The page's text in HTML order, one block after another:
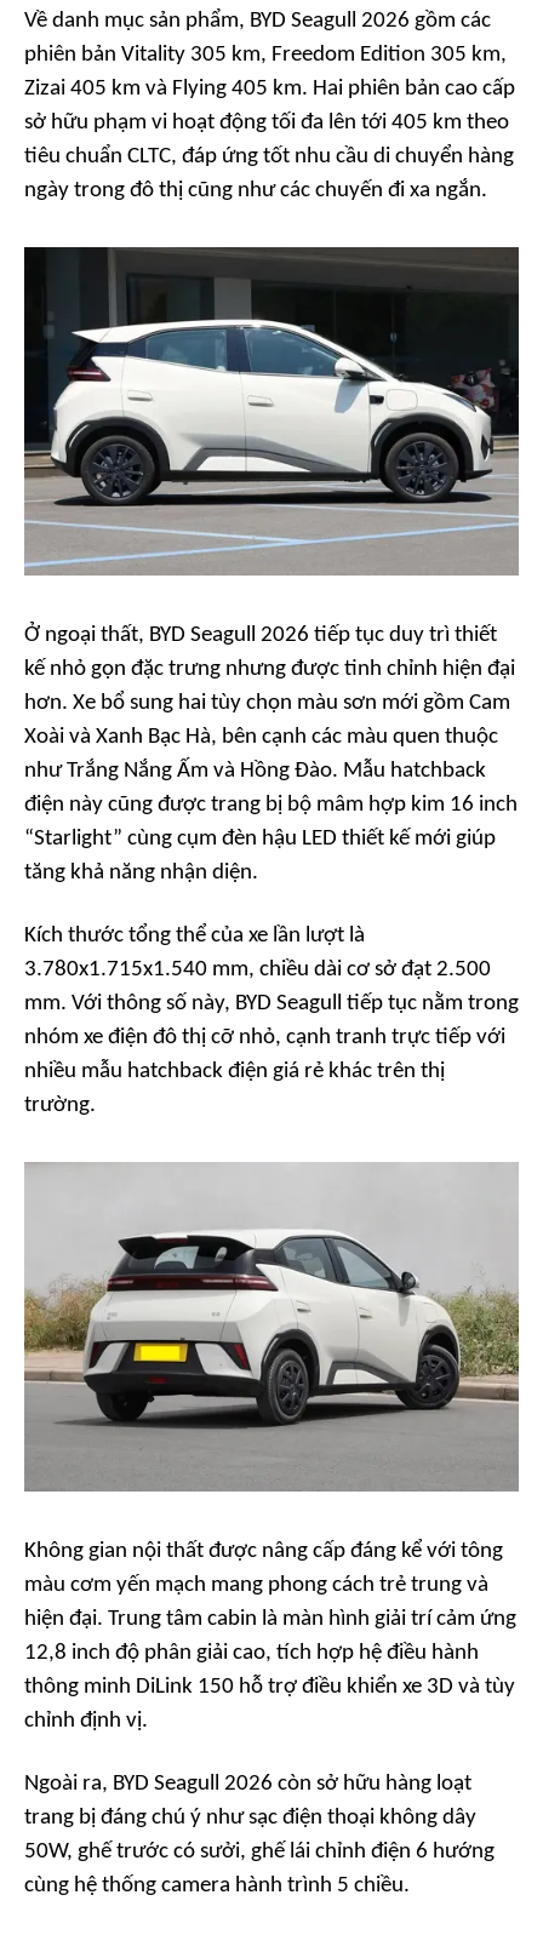
Về danh mục sản phẩm, BYD Seagull 2026 gồm các
phiên bản Vitality 305 km, Freedom Edition 305 km,
Zizai 405 km và Flying 405 km. Hai phiên bản cao cấp
sở hữu phạm vi hoạt động tối đa lên tới 405 km theo
tiêu chuẩn CLTC, đáp ứng tốt nhu cầu di chuyển hàng
ngày trong đô thị cũng như các chuyến đi xa ngắn.
Ở ngoại thất, BYD Seagull 2026 tiếp tục duy trì thiết
kế nhỏ gọn đặc trưng nhưng được tinh chỉnh hiện đại
hơn. Xe bổ sung hai tùy chọn màu sơn mới gồm Cam
Xoài và Xanh Bạc Hà, bên cạnh các màu quen thuộc
như Trắng Nắng Ấm và Hồng Đào. Mẫu hatchback
điện này cũng được trang bị bộ mâm hợp kim 16 inch
“Starlight” cùng cụm đèn hậu LED thiết kế mới giúp
tăng khả năng nhận diện.
Kích thước tổng thể của xe lần lượt là
3.780x1.715x1.540 mm, chiều dài cơ sở đạt 2.500
mm. Với thông số này, BYD Seagull tiếp tục nằm trong
nhóm xe điện đô thị cỡ nhỏ, cạnh tranh trực tiếp với
nhiều mẫu hatchback điện giá rẻ khác trên thị
trường.
Không gian nội thất được nâng cấp đáng kể với tông
màu cơm yến mạch mang phong cách trẻ trung và
hiện đại. Trung tâm cabin là màn hình giải trí cảm ứng
12,8 inch độ phân giải cao, tích hợp hệ điều hành
thông minh DiLink 150 hỗ trợ điều khiển xe 3D và tùy
chỉnh định vị.
Ngoài ra, BYD Seagull 2026 còn sở hữu hàng loạt
trang bị đáng chú ý như sạc điện thoại không dây
50W, ghế trước có sưởi, ghế lái chỉnh điện 6 hướng
cùng hệ thống camera hành trình 5 chiều.